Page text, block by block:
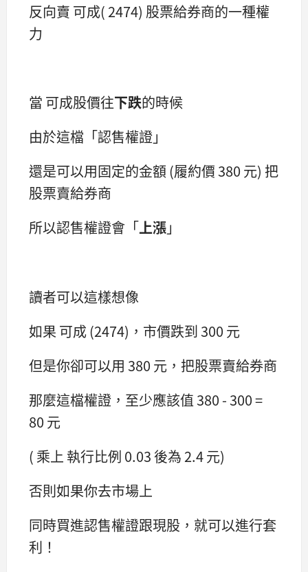
反向賣 可成( 2474) 股票給券商的一種權
力
當 可成股價往下跌的時候
由於這檔「認售權證」
還是可以用固定的金額 (履約價 380 元) 把
股票賣給券商
所以認售權證會「上漲」
讀者可以這樣想像
如果 可成 (2474)，市價跌到 300 元
但是你卻可以用 380 元，把股票賣給券商
那麼這檔權證，至少應該值 380 - 300 =
80 元
( 乘上 執行比例 0.03 後為 2.4 元)
否則如果你去市場上
同時買進認售權證跟現股，就可以進行套
利！